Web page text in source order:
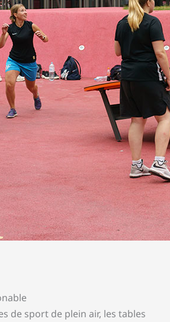
de sport de plein air, les tables